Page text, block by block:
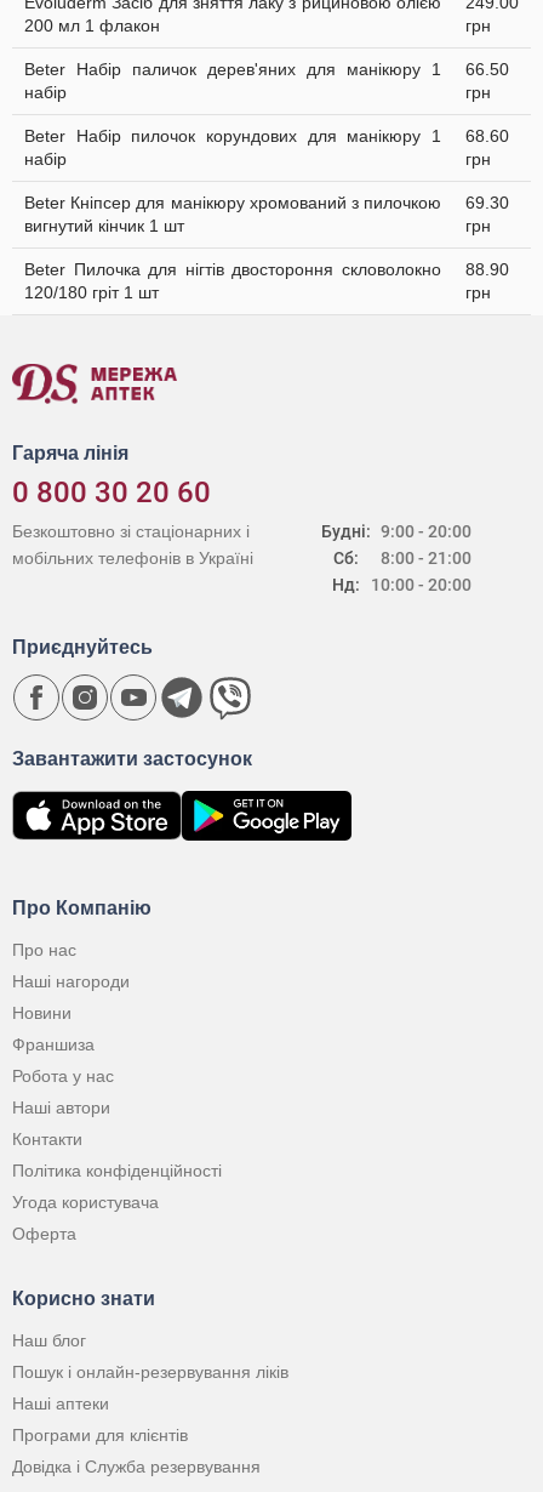
200 мл 1 флакон
грн
Beter Набір паличок дерев'яних для манікюру 1
набір
66.50
грн
Beter Набір пилочок корундових для манікюру 1
набір
68.60
грн
Beter Кніпсер для манікюру хромований з пилочкою
вигнутий кінчик 1 шт
69.30
грн
Beter Пилочка для нігтів двостороння скловолокно
120/180 гріт 1 шт
88.90
грн
Гаряча лінія
0 800 30 20 60
Будні:
Сб:
Нд:
9:00 - 20:00
8:00 - 21:00
10:00 - 20:00
Безкоштовно зі стаціонарних і
мобільних телефонів в Україні
Про Компанію
Про нас
Наші нагороди
Новини
Франшиза
Робота у нас
Наші автори
Контакти
Політика конфіденційності
Угода користувача
Оферта
Корисно знати
Наш блог
Пошук і онлайн-резервування ліків
Наші аптеки
Програми для клієнтів
Довідка і Служба резервування
Завантажити застосунок
Приєднуйтесь